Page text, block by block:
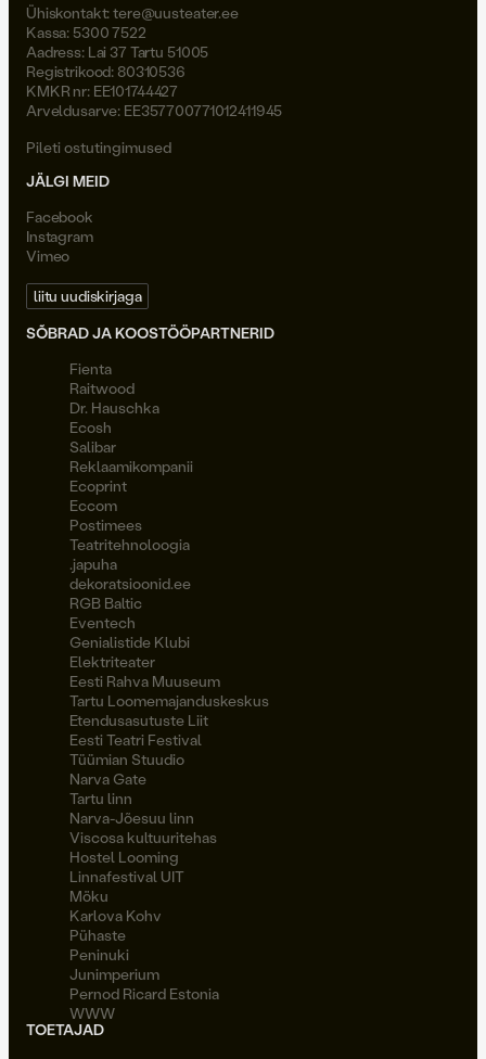
Ühiskontakt:tere@uusteater.ee
Kassa: 5300 7522
Aadress: Lai 37 Tartu 51005
Registrikood: 80310536
KMKR nr: EE101744427
Arveldusarve: EE357700771012411945
Pileti ostutingimused
JÄLGI MEID
Facebook
Instagram
Vimeo
liitu uudiskirjaga
SÕBRAD JA KOOSTÖÖPARTNERID
Fienta
Raitwood
Dr. Hauschka
Ecosh
Salibar
Reklaamikompanii
Ecoprint
Eccom
Postimees
Teatritehnoloogia
.japuha
dekoratsioonid.ee
RGB Baltic
Eventech
Genialistide Klubi
Elektriteater
Eesti Rahva Muuseum
Tartu Loomemajanduskeskus
Etendusasutuste Liit
Eesti Teatri Festival
Tüümian Stuudio
Narva Gate
Tartu linn
Narva-Jõesuu linn
Viscosa kultuuritehas
Hostel Looming
Linnafestival UIT
Möku
Karlova Kohv
Pühaste
Peninuki
Junimperium
Pernod Ricard Estonia
WWW
TOETAJAD